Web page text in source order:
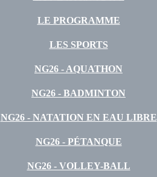
LE PROGRAMME
LES SPORTS
NG26 - AQUATHON
NG26 - BADMINTON
NG26 - NATATION EN EAU LIBRE
NG26 - PÉTANQUE
NG26 - VOLLEY-BALL